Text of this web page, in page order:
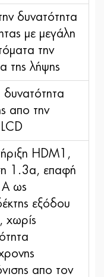
δυνατότητα
με μεγάλη
την
της λήψης
απο την
HDM1,
1.3a, επαφή
Α ως
εξόδου
χωρίς
απο τον